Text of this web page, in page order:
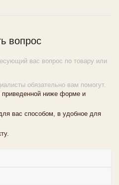
вопрос
вас вопрос по товару или
обязательно вам помогут.
ниже форме и
вас способом, в удобное для